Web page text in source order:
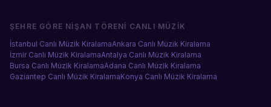
ŞEHRE GÖRE NIŞAN TÖRENI CANLI MÜZIK
İstanbul Canlı Müzik KiralamaAnkara Canlı Müzik Kiralama
İzmir Canlı Müzik KiralamaAntalya Canlı Müzik Kiralama
Bursa Canlı Müzik KiralamaAdana Canlı Müzik Kiralama
Gaziantep Canlı Müzik KiralamaKonya Canlı Müzik Kiralama